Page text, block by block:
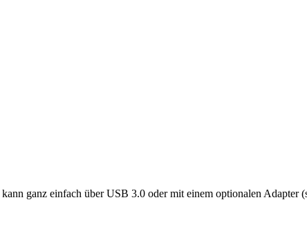
ganz einfach über USB 3.0 oder mit einem optionalen Adapter